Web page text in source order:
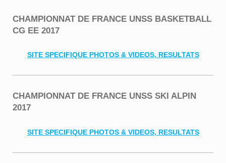
CHAMPIONNAT DE FRANCE UNSS BASKETBALL
CG EE 2017
SITE SPECIFIQUE PHOTOS & VIDEOS, RESULTATS
CHAMPIONNAT DE FRANCE UNSS SKI ALPIN
2017
SITE SPECIFIQUE PHOTOS & VIDEOS, RESULTATS